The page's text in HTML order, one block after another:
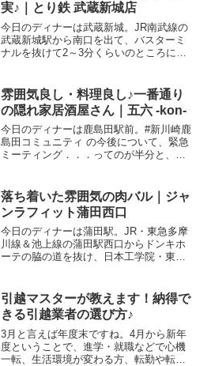
実♪｜とり鉄 武蔵新城店
今日のディナーは武蔵新城。JR南武線の
武蔵新城駅から南口を出て、バスターミ
ナルを抜けて2～3分くらいのところにあ
も、接待でも使えそうです。名前の通
り、鳥料理がメイン...
雰囲気良し・料理良し♪一番通り
の隠れ家居酒屋さん｜五六 -kon-
今日のディナーは鹿島田駅前。#新川崎鹿
島田コミュニティ の今後について、緊急
ミーティング．．．ってのが半分と、ど
に隠れ家♪落ち着いた雰囲気の和風居酒屋
さん向かいました先...
落ち着いた雰囲気の肉バル｜ジャ
ンラフィット蒲田西口
今日のディナーは蒲田駅。JR・東急多摩
川線＆池上線の蒲田駅西口からドンキホ
ーテの脇の道を抜け、日本工学院・東京
蒲田西口店 さん関連ランキング：バル・
バール | 蒲田駅...
引越マスターが教えます！納得で
きる引越業者の選び方♪
3月と言えば年度末ですね。4月から新年
度ということで、進学・就職などで心機
一転、生活環境が変わる方、転勤や転職